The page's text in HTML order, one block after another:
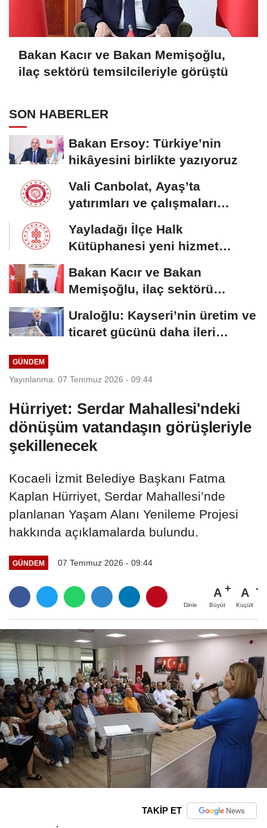
Bakan Kacır ve Bakan Memişoğlu,
ilaç sektörü temsilcileriyle görüştü
SON HABERLER
Bakan Ersoy: Türkiye’nin
hikâyesini birlikte yazıyoruz
Vali Canbolat, Ayaş’ta
yatırımları ve çalışmaları
Yayladağı İlçe Halk
Kütüphanesi yeni hizmet
Bakan Kacır ve Bakan
Memişoğlu, ilaç sektörü
Uraloğlu: Kayseri’nin üretim ve
ticaret gücünü daha ileri
GÜNDEM
Yayınlanma: 07 Temmuz 2026 - 09:44
Hürriyet: Serdar Mahallesi'ndeki
dönüşüm vatandaşın görüşleriyle
şekillenecek
Kocaeli İzmit Belediye Başkanı Fatma
Kaplan Hürriyet, Serdar Mahallesi’nde
planlanan Yaşam Alanı Yenileme Projesi
hakkında açıklamalarda bulundu.
GÜNDEM 07 Temmuz 2026 - 09:44
Dinle
A
Büyüt
A
Küçült
TAKİP ET